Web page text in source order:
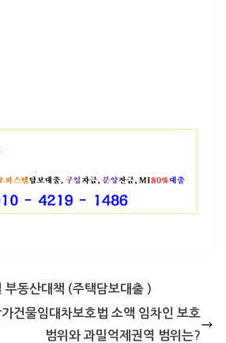
동산대책 (주택담보대출 )
건물임대차보호법 소액 임차인 보호
범위와 과밀억제권역 범위는?